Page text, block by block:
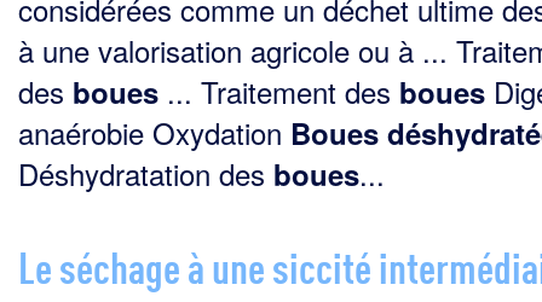
considérées comme un déchet ultime
à une valorisation agricole ou à ...
des boues ... Traitement des boues
anaérobie Oxydation Boues
Déshydratation des boues...
Le séchage à une siccité